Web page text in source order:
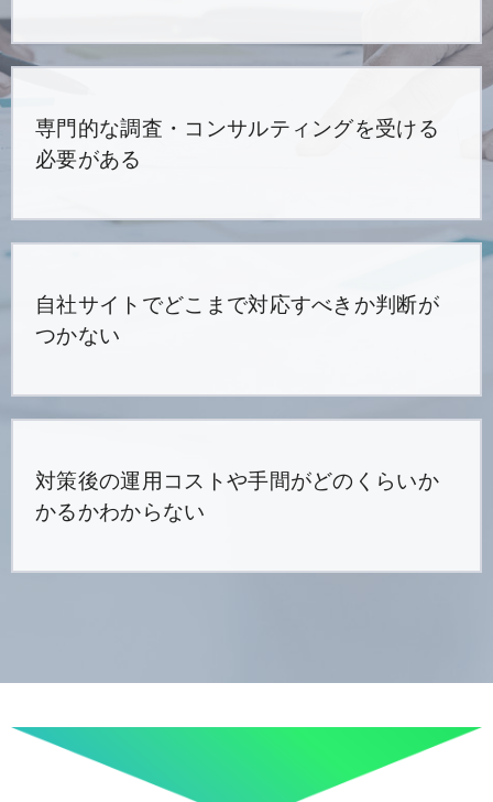
専門的な調査・コンサルティングを受ける
必要がある
自社サイトでどこまで対応すべきか判断が
つかない
対策後の運用コストや手間がどのくらいか
かるかわからない